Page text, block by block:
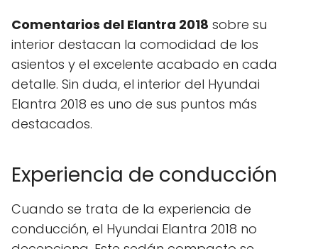
Comentarios del Elantra 2018 sobre su
interior destacan la comodidad de los
asientos y el excelente acabado en cada
detalle. Sin duda, el interior del Hyundai
Elantra 2018 es uno de sus puntos más
destacados.
Experiencia de conducción
Cuando se trata de la experiencia de
conducción, el Hyundai Elantra 2018 no